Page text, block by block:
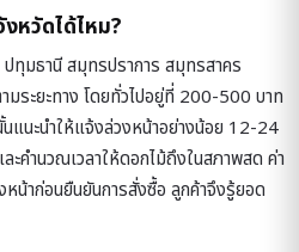
หวัดได้ไหม?
ทุมธานี สมุทรปราการ สมุทรสาคร
มระยะทาง โดยทั่วไปอยู่ที่ 200-500 บาท
แนะนำให้แจ้งล่วงหน้าอย่างน้อย 12-24
ะคำนวณเวลาให้ดอกไม้ถึงในสภาพสด ค่า
น้าก่อนยืนยันการสั่งซื้อ ลูกค้าจึงรู้ยอด